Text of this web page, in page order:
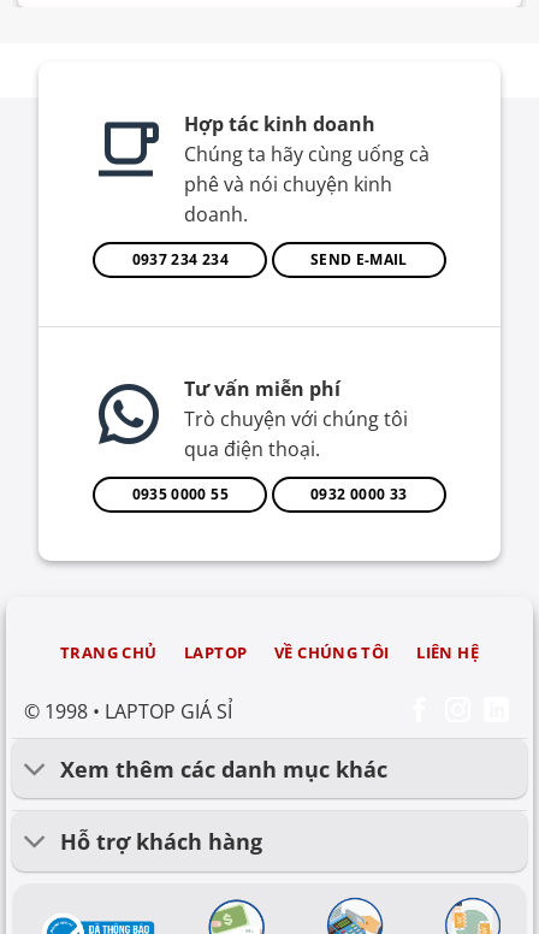
Hợp tác kinh doanh
Chúng ta hãy cùng uống cà
phê và nói chuyện kinh
doanh.
0937 234 234 SEND E-MAIL
Tư vấn miễn phí
Trò chuyện với chúng tôi
qua điện thoại.
0935 0000 55 0932 0000 33
© 1998 • LAPTOP GIÁ SỈ
TRANG CHỦ LAPTOP VỀ CHÚNG TÔI LIÊN HỆ
Xem thêm các danh mục khác
Hỗ trợ khách hàng